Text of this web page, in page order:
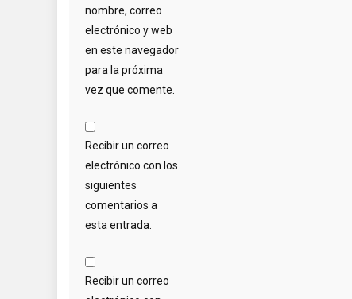
nombre, correo
electrónico y web
en este navegador
para la próxima
vez que comente.
Recibir un correo
electrónico con los
siguientes
comentarios a
esta entrada.
Recibir un correo